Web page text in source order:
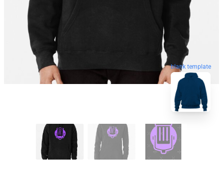
blank template